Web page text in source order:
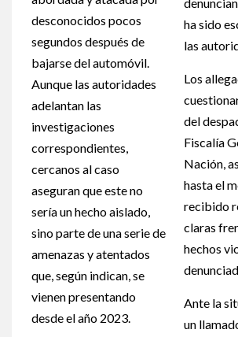
desconocidos pocos
segundos después de
bajarse del automóvil.
Aunque las autoridades
adelantan las
investigaciones
correspondientes,
cercanos al caso
aseguran que este no
sería un hecho aislado,
sino parte de una serie de
amenazas y atentados
que, según indican, se
vienen presentando
desde el año 2023.
ha sido
las
Los
del
Fiscalía
Nación,
hasta el
recibido
claras
hechos
Ante la
un